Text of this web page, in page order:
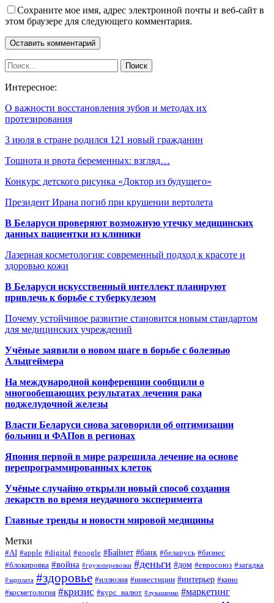
Сохраните мое имя, адрес электронной почты и веб-сайт в
этом браузере для следующего комментария.
Интересное:
О важности восстановления зубов и методах их
протезирования
3 июля в стране родился 121 новый гражданин
Тошнота и рвота беременных: взгляд…
Конкурс детского рисунка «Доктор из будущего»
Президент Ирана погиб при крушении вертолета
В Беларуси проверяют возможную утечку медицинских
данных пациентки из клиники
Лазерная косметология: современный подход к красоте и
здоровью кожи
В Беларуси искусственный интеллект планируют
привлечь к борьбе с туберкулезом
Почему устойчивое развитие становится новым стандартом
для медицинских учреждений
Учёные заявили о новом шаге в борьбе с болезнью
Альцгеймера
На международной конференции сообщили о
многообещающих результатах лечения рака
поджелудочной железы
Власти Беларуси снова заговорили об оптимизации
больниц и ФАПов в регионах
Япония первой в мире разрешила лечение на основе
перепрограммированных клеток
Учёные случайно открыли новый способ создания
лекарств во время неудачного эксперимента
Главные тренды и новости мировой медицины
Метки
#AI #apple #digital #google #Байнет #банк #беларусь #бизнес
#блокировка #война #грузоперевозки #деньги #дом #евросоюз #загадка
#зарплата #здоровье #иллюзия #инвестиции #интерьер #кино
#косметология #кризис #курс_валют #лукашенко #маркетинг